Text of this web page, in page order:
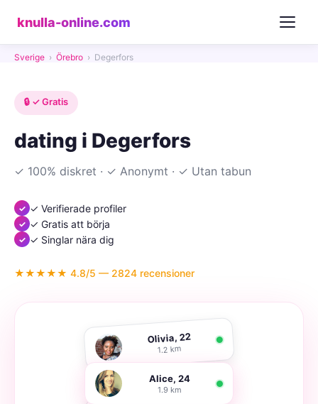
knulla-online.com
Sverige › Örebro › Degerfors
🔒 ✓ Gratis
dating i Degerfors
✓ 100% diskret · ✓ Anonymt · ✓ Utan tabun
✓ Verifierade profiler
✓ Gratis att börja
✓ Singlar nära dig
★★★★★ 4.8/5 — 2824 recensioner
Olivia, 22
1.2 km
Alice, 24
1.9 km